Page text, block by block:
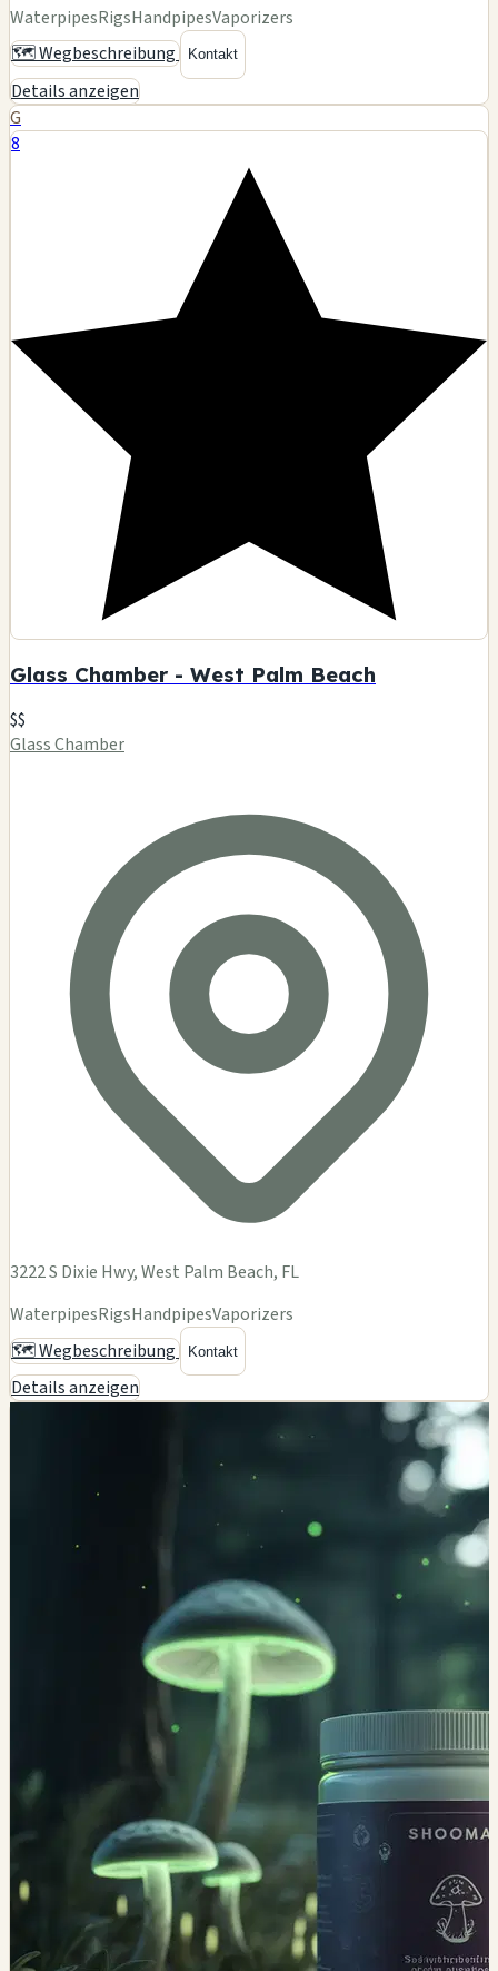
WaterpipesRigsHandpipesVaporizers
🗺️ Wegbeschreibung
Kontakt
Details anzeigen
G
8
Glass Chamber - West Palm Beach
$$
Glass Chamber
3222 S Dixie Hwy, West Palm Beach, FL
WaterpipesRigsHandpipesVaporizers
🗺️ Wegbeschreibung
Kontakt
Details anzeigen